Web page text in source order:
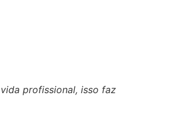
profissional, isso faz